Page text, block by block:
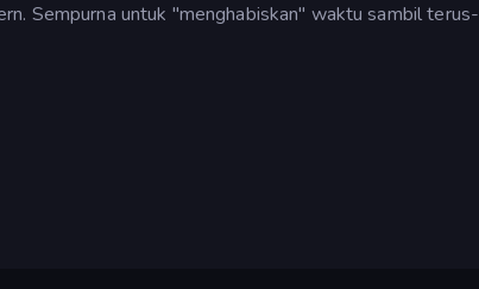
Sempurna untuk "menghabiskan" waktu sambil terus-